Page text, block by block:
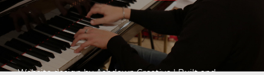
Website design byAshdown Creative| Built and